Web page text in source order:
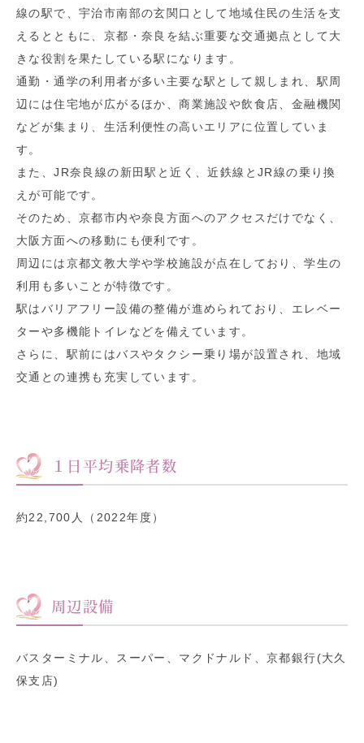
線の駅で、宇治市南部の玄関口として地域住民の生活を支
えるとともに、京都・奈良を結ぶ重要な交通拠点として大
きな役割を果たしている駅になります。
通勤・通学の利用者が多い主要な駅として親しまれ、駅周
辺には住宅地が広がるほか、商業施設や飲食店、金融機関
などが集まり、生活利便性の高いエリアに位置していま
す。
また、JR奈良線の新田駅と近く、近鉄線とJR線の乗り換
えが可能です。
そのため、京都市内や奈良方面へのアクセスだけでなく、
大阪方面への移動にも便利です。
周辺には京都文教大学や学校施設が点在しており、学生の
利用も多いことが特徴です。
駅はバリアフリー設備の整備が進められており、エレベー
ターや多機能トイレなどを備えています。
さらに、駅前にはバスやタクシー乗り場が設置され、地域
交通との連携も充実しています。
１日平均乗降者数
約22,700人（2022年度）
周辺設備
バスターミナル、スーパー、マクドナルド、京都銀行(大久
保支店)